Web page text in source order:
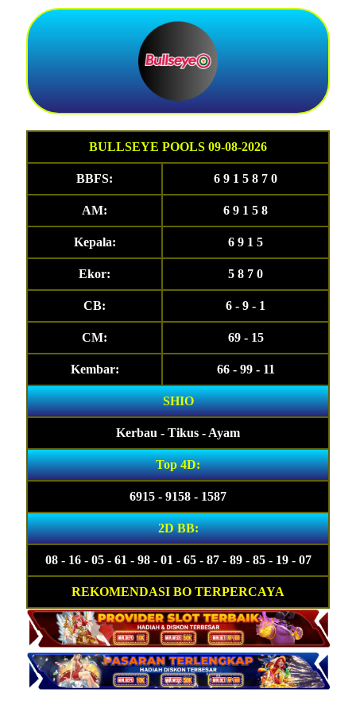
BULLSEYE POOLS 09-08-2026
BBFS: 6 9 1 5 8 7 0
AM: 6 9 1 5 8
Kepala: 6 9 1 5
Ekor: 5 8 7 0
CB: 6 - 9 - 1
CM: 69 - 15
Kembar: 66 - 99 - 11
SHIO
Kerbau - Tikus - Ayam
Top 4D:
6915 - 9158 - 1587
2D BB:
08 - 16 - 05 - 61 - 98 - 01 - 65 - 87 - 89 - 85 - 19 - 07
REKOMENDASI BO TERPERCAYA